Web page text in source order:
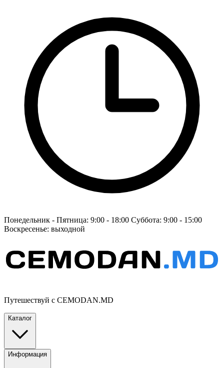
Понедельник - Пятница: 9:00 - 18:00 Суббота: 9:00 - 15:00
Воскресенье: выходной
Путешествуй с CEMODAN.MD
Каталог
Информация